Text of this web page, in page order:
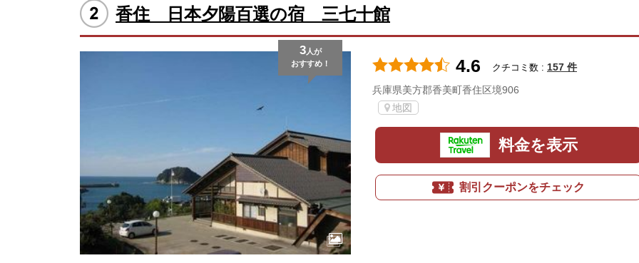
香住 日本夕陽百選の宿 三七十館
3人が
おすすめ！
4.6 クチコミ数 : 157 件
兵庫県美方郡香美町香住区境906
地図
料金を表示
割引クーポンをチェック